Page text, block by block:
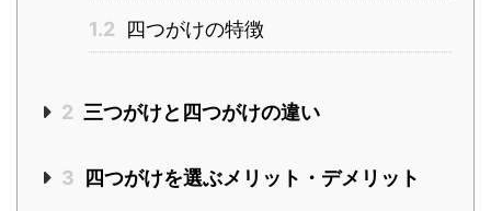
1.2 四つがけの特徴
2 三つがけと四つがけの違い
3 四つがけを選ぶメリット・デメリット